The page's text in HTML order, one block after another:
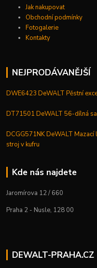
Jak nakupovat
Obchodní podmínky
Fotogalerie
Kontakty
NEJPRODÁVANĚJŠÍ
DWE6423 DeWALT Pěstní
DT71501 DeWALT 56-dílná
DCGG571NK DeWALT
stroj v kufru
Kde nás najdete
Jaromírova 12 / 660
Praha 2 - Nusle, 128 00
DEWALT-PRAHA.CZ